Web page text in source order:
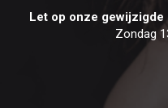
Let op onze
Zondag